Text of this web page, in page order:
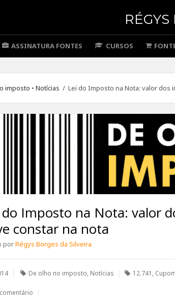
ASSINATURA FONTES CURSOS
imposto • Notícias / Lei do Imposto na Nota: valor dos
do Imposto na Nota: valor
constar na nota
porRégys Borges da Silveira
De olho no imposto, Notícias 12.741 ,